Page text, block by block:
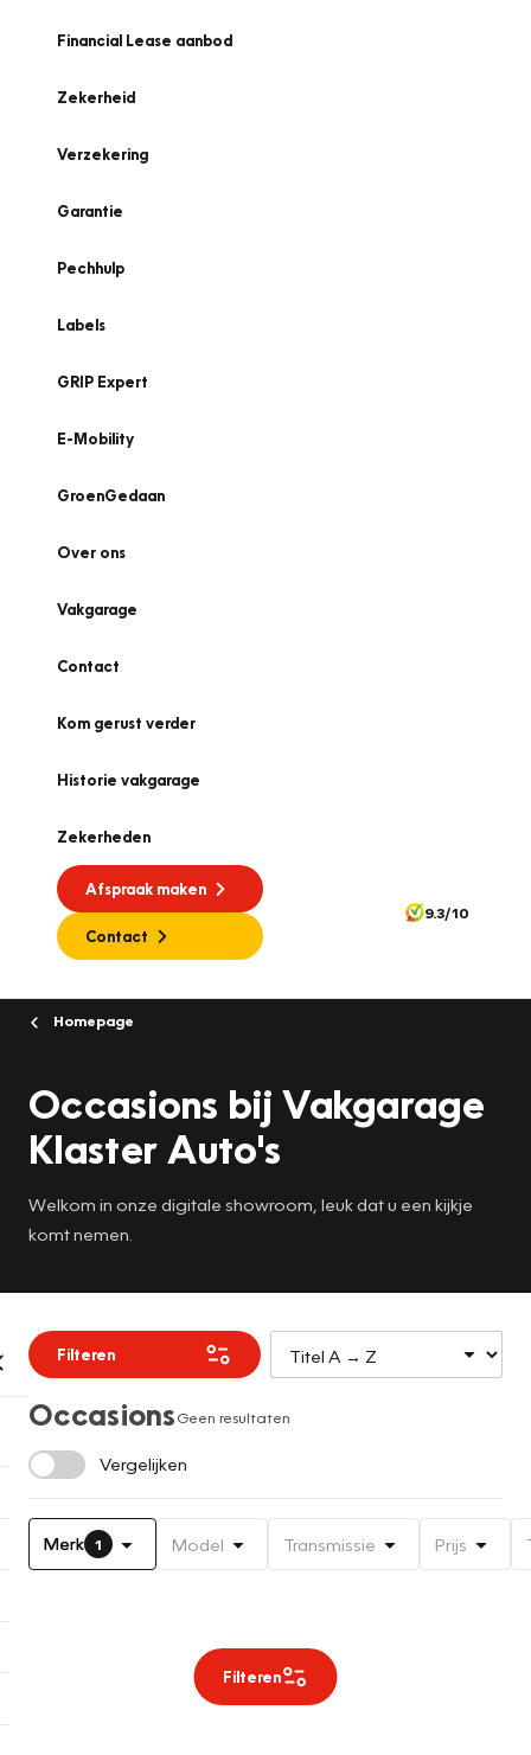
Financial Lease aanbod
Zekerheid
Verzekering
Garantie
Pechhulp
Labels
GRIP Expert
E-Mobility
GroenGedaan
Over ons
Vakgarage
Contact
Kom gerust verder
Historie vakgarage
Zekerheden
Afspraak maken
Contact
9.3/10
Homepage
Occasions bij Vakgarage
Klaster Auto's
Welkom in onze digitale showroom, leuk dat u een kijkje
komt nemen.
Filteren
OccasionsGeen resultaten
Vergelijken
Merk 1 Model Transmissie Prijs
Filteren